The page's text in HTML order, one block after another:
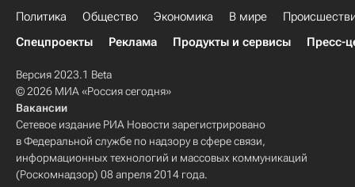
Политика Общество Экономика В мире
Спецпроекты
Реклама Продукты и сервисы Пресс-
Версия 2023.1 Beta
© 2026 МИА «Россия сегодня»
Вакансии
Сетевое издание РИА Новости зарегистрировано
в Федеральной службе по надзору в сфере связи,
информационных технологий и массовых коммуникаций
(Роскомнадзор) 08 апреля 2014 года.